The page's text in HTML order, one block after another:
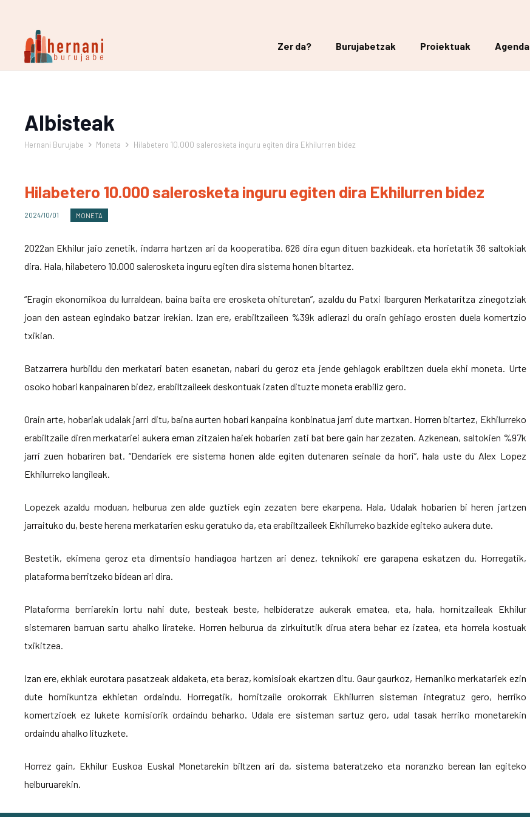
Zer da? Burujabetzak Proiektuak Agenda
Albisteak
Hernani Burujabe Moneta Hilabetero 10.000 salerosketa inguru egiten dira Ekhilurren bidez
Hilabetero 10.000 salerosketa inguru egiten dira Ekhilurren bidez
2024/10/01 MONETA
2022an Ekhilur jaio zenetik, indarra hartzen ari da kooperatiba. 626 dira egun dituen bazkideak, eta horietatik 36 saltokiak
dira. Hala, hilabetero 10.000 salerosketa inguru egiten dira sistema honen bitartez.
“Eragin ekonomikoa du lurraldean, baina baita ere erosketa ohituretan”, azaldu du Patxi Ibarguren Merkataritza zinegotziak
joan den astean egindako batzar irekian. Izan ere, erabiltzaileen %39k adierazi du orain gehiago erosten duela komertzio
txikian.
Batzarrera hurbildu den merkatari baten esanetan, nabari du geroz eta jende gehiagok erabiltzen duela ekhi moneta. Urte
osoko hobari kanpainaren bidez, erabiltzaileek deskontuak izaten dituzte moneta erabiliz gero.
Orain arte, hobariak udalak jarri ditu, baina aurten hobari kanpaina konbinatua jarri dute martxan. Horren bitartez, Ekhilurreko
erabiltzaile diren merkatariei aukera eman zitzaien haiek hobarien zati bat bere gain har zezaten. Azkenean, saltokien %97k
jarri zuen hobariren bat. “Dendariek ere sistema honen alde egiten dutenaren seinale da hori”, hala uste du Alex Lopez
Ekhilurreko langileak.
Lopezek azaldu moduan, helburua zen alde guztiek egin zezaten bere ekarpena. Hala, Udalak hobarien bi heren jartzen
jarraituko du, beste herena merkatarien esku geratuko da, eta erabiltzaileek Ekhilurreko bazkide egiteko aukera dute.
Bestetik, ekimena geroz eta dimentsio handiagoa hartzen ari denez, teknikoki ere garapena eskatzen du. Horregatik,
plataforma berritzeko bidean ari dira.
Plataforma berriarekin lortu nahi dute, besteak beste, helbideratze aukerak ematea, eta, hala, hornitzaileak Ekhilur
sistemaren barruan sartu ahalko lirateke. Horren helburua da zirkuitutik dirua atera behar ez izatea, eta horrela kostuak
txikitzea.
Izan ere, ekhiak eurotara pasatzeak aldaketa, eta beraz, komisioak ekartzen ditu. Gaur gaurkoz, Hernaniko merkatariek ezin
dute hornikuntza ekhietan ordaindu. Horregatik, hornitzaile orokorrak Ekhilurren sisteman integratuz gero, herriko
komertzioek ez lukete komisiorik ordaindu beharko. Udala ere sisteman sartuz gero, udal tasak herriko monetarekin
ordaindu ahalko lituzkete.
Horrez gain, Ekhilur Euskoa Euskal Monetarekin biltzen ari da, sistema bateratzeko eta noranzko berean lan egiteko
helburuarekin.